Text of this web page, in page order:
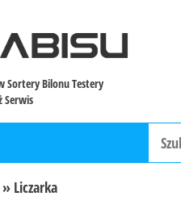
Sortery Bilonu Testery
Serwis
» Liczarka